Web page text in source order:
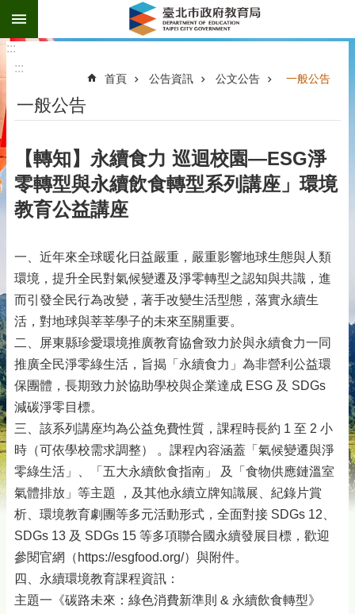
跳到主要內容區塊
:::
:::
首頁 公告資訊 公文公告 一般公告
一般公告
【轉知】永續食力 巡迴校園—ESG淨
零轉型與永續飲食轉型系列講座」環境
教育公益講座
一、近年來全球暖化日益嚴重，嚴重影響地球生態與人類
環境，提升全民對氣候變遷及淨零轉型之認知與共識，進
而引發全民行為改變，著手改變生活型態，落實永續生
活，對地球與莘莘學子的未來至關重要。
二、屏東縣珍愛環境推廣教育協會致力於與永續食力一同
推廣全民淨零綠生活，旨揭「永續食力」為非營利公益環
保團體，長期致力於協助學校與企業達成 ESG 及 SDGs
減碳淨零目標。
三、該系列講座均為公益免費性質，課程時長約 1 至 2 小
時（可依學校需求調整） 。課程內容涵蓋「氣候變遷與淨
零綠生活」、「五大永續飲食指南」 及「食物供應鏈溫室
氣體排放」等主題 ，及其他永續立牌知識展、紀錄片賞
析、環境教育劇團等多元活動形式，全面對接 SDGs 12、
SDGs 13 及 SDGs 15 等多項聯合國永續發展目標，歡迎
參閱官網（https://esgfood.org/）與附件。
四、永續環境教育課程資訊：
主題一《碳路未來：綠色消費新準則 & 永續飲食轉型》